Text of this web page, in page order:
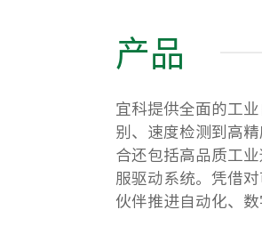
产品
宜科提供全面的工
别、速度检测到高
合还包括高品质工
服驱动系统。凭借
伙伴推进自动化、数